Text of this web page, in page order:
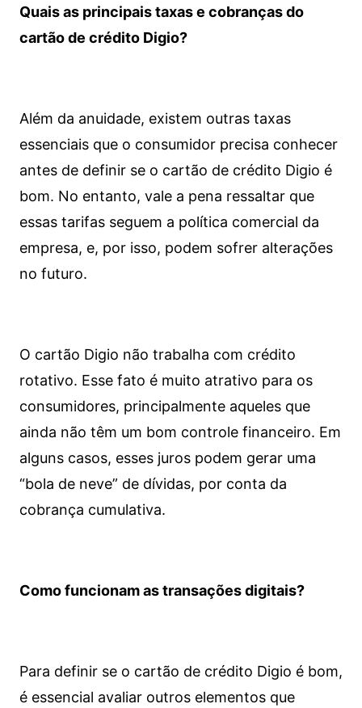
Quais as principais taxas e cobranças do
cartão de crédito Digio?
Além da anuidade, existem outras taxas
essenciais que o consumidor precisa conhecer
antes de definir se o cartão de crédito Digio é
bom. No entanto, vale a pena ressaltar que
essas tarifas seguem a política comercial da
empresa, e, por isso, podem sofrer alterações
no futuro.
O cartão Digio não trabalha com crédito
rotativo. Esse fato é muito atrativo para os
consumidores, principalmente aqueles que
ainda não têm um bom controle financeiro. Em
alguns casos, esses juros podem gerar uma
“bola de neve” de dívidas, por conta da
cobrança cumulativa.
Como funcionam as transações digitais?
Para definir se o cartão de crédito Digio é bom,
é essencial avaliar outros elementos que